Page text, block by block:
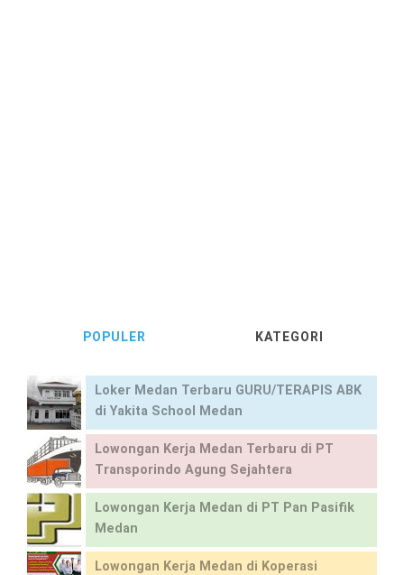
POPULER KATEGORI
Loker Medan Terbaru GURU/TERAPIS ABK
di Yakita School Medan
Lowongan Kerja Medan Terbaru di PT
Transporindo Agung Sejahtera
Lowongan Kerja Medan di PT Pan Pasifik
Medan
Lowongan Kerja Medan di Koperasi